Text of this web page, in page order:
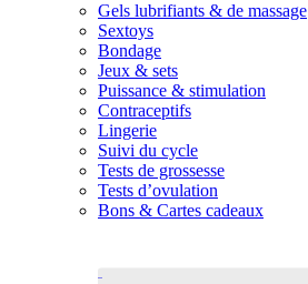
Gels lubrifiants & de massage
Sextoys
Bondage
Jeux & sets
Puissance & stimulation
Contraceptifs
Lingerie
Suivi du cycle
Tests de grossesse
Tests d’ovulation
Bons & Cartes cadeaux